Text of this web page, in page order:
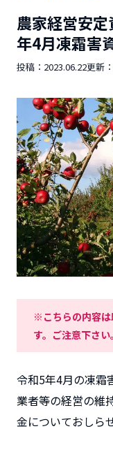
農家経営安
年4月凍霜害
投稿： 2023.06.22更新：
※こちらの内容は
す。ご注意下さい。
令和5年4月の凍霜
業者等の経営の維
金についておしら